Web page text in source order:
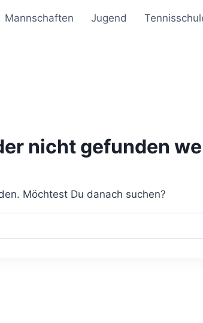
Mannschaften Jugend
nicht gefunden
Möchtest Du danach suchen?